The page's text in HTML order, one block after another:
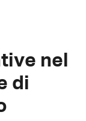
nel
di